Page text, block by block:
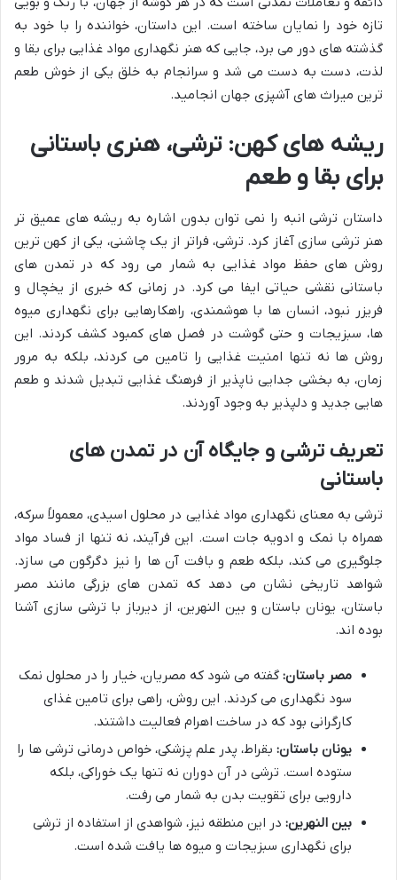
تازه خود را نمایان ساخته است. این داستان، خواننده را با خود به
گذشته های دور می برد، جایی که هنر نگهداری مواد غذایی برای بقا و
لذت، دست به دست می شد و سرانجام به خلق یکی از خوش طعم
ترین میراث های آشپزی جهان انجامید.
ریشه های کهن: ترشی، هنری باستانی
برای بقا و طعم
داستان ترشی انبه را نمی توان بدون اشاره به ریشه های عمیق تر
هنر ترشی سازی آغاز کرد. ترشی، فراتر از یک چاشنی، یکی از کهن ترین
روش های حفظ مواد غذایی به شمار می رود که در تمدن های
باستانی نقشی حیاتی ایفا می کرد. در زمانی که خبری از یخچال و
فریزر نبود، انسان ها با هوشمندی، راهکارهایی برای نگهداری میوه
ها، سبزیجات و حتی گوشت در فصل های کمبود کشف کردند. این
روش ها نه تنها امنیت غذایی را تامین می کردند، بلکه به مرور
زمان، به بخشی جدایی ناپذیر از فرهنگ غذایی تبدیل شدند و طعم
هایی جدید و دلپذیر به وجود آوردند.
تعریف ترشی و جایگاه آن در تمدن های
باستانی
ترشی به معنای نگهداری مواد غذایی در محلول اسیدی، معمولاً سرکه،
همراه با نمک و ادویه جات است. این فرآیند، نه تنها از فساد مواد
جلوگیری می کند، بلکه طعم و بافت آن ها را نیز دگرگون می سازد.
شواهد تاریخی نشان می دهد که تمدن های بزرگی مانند مصر
باستان، یونان باستان و بین النهرین، از دیرباز با ترشی سازی آشنا
بوده اند.
مصر باستان: گفته می شود که مصریان، خیار را در محلول نمک
سود نگهداری می کردند. این روش، راهی برای تامین غذای
کارگرانی بود که در ساخت اهرام فعالیت داشتند.
یونان باستان: بقراط، پدر علم پزشکی، خواص درمانی ترشی ها را
ستوده است. ترشی در آن دوران نه تنها یک خوراکی، بلکه
دارویی برای تقویت بدن به شمار می رفت.
بین النهرین: در این منطقه نیز، شواهدی از استفاده از ترشی
برای نگهداری سبزیجات و میوه ها یافت شده است.